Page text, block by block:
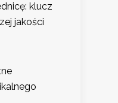
klucz
jakości